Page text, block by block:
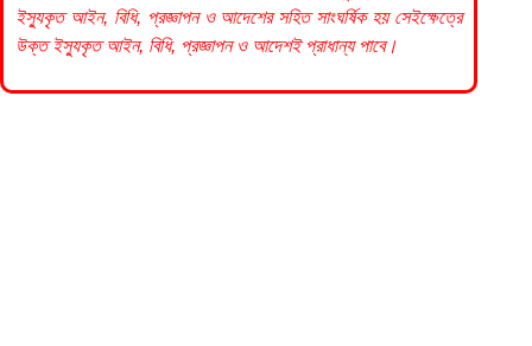
ইস্যুকৃত আইন, বিধি, প্রজ্ঞাপন ও আদেশের সহিত সাংঘর্ষিক হয় সেইক্ষেত্রে
উক্ত ইস্যুকৃত আইন, বিধি, প্রজ্ঞাপন ও আদেশই প্রাধান্য পাবে।